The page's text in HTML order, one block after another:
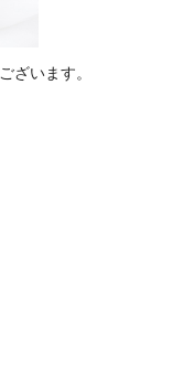
ざいます。